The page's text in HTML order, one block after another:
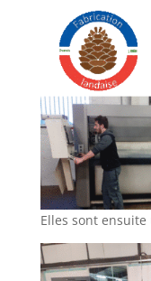
Elles sont